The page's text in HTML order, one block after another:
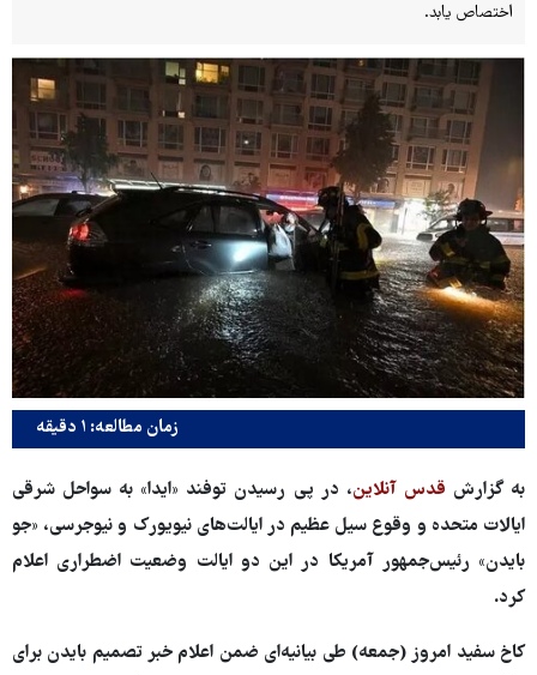
اختصاص یابد.
زمان مطالعه: ۱ دقیقه
به گزارش قدس آنلاین، در پی رسیدن توفند «ایدا» به سواحل شرقی
ایالات متحده و وقوع سیل عظیم در ایالت‌های نیویورک و نیوجرسی، «جو
بایدن» رئیس‌جمهور آمریکا در این دو ایالت وضعیت اضطراری اعلام
کرد.
کاخ سفید امروز (جمعه) طی بیانیه‌ای ضمن اعلام خبر تصمیم بایدن برای